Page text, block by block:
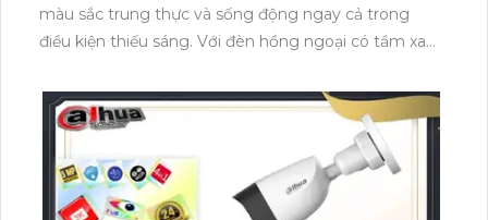
màu sắc trung thực và sống động ngay cả trong
điều kiện thiếu sáng. Với đèn hồng ngoại có tầm xa
trong đêm tối. Nhờ công nghệ IP POE, camera
truyền tín hiệu ổn định và không bị nhiễu sóng. Hình
ảnh được ghi lại với chất lượng 2.0 MP, cho độ phân
giải cao và chi tiết. Việc tải hình ảnh cũng nhanh hơn,
nhờ hỗ trợ H.265+/H.265/H.264+/H.264. Camera cũng